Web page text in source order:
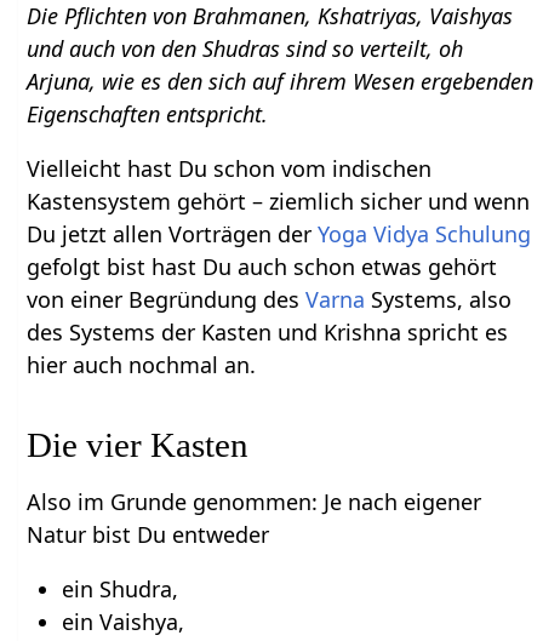
Die Pflichten von Brahmanen, Kshatriyas, Vaishyas
und auch von den Shudras sind so verteilt, oh
Arjuna, wie es den sich auf ihrem Wesen ergebenden
Eigenschaften entspricht.
Vielleicht hast Du schon vom indischen
Kastensystem gehört – ziemlich sicher und wenn
Du jetzt allen Vorträgen derYoga Vidya Schulung
gefolgt bist hast Du auch schon etwas gehört
von einer Begründung desVarna Systems, also
des Systems der Kasten und Krishna spricht es
hier auch nochmal an.
Die vier Kasten
Also im Grunde genommen: Je nach eigener
Natur bist Du entweder
ein Shudra,
ein Vaishya,